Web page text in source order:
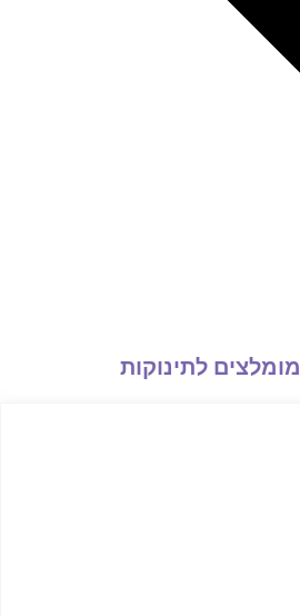
לתינוקות